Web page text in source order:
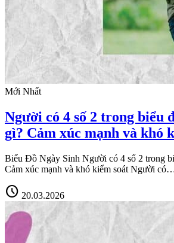
Mới Nhất
Người có 4 số 2 trong biểu
gì? Cảm xúc mạnh và khó
Biểu Đồ Ngày Sinh Người có 4 số 2 trong
Cảm xúc mạnh và khó kiểm soát Người
schedule 20.03.2026